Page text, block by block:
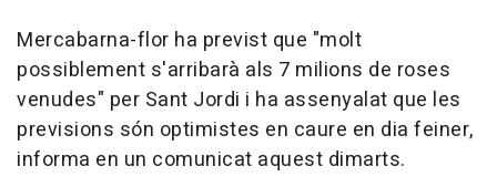
Mercabarna-flor ha previst que "molt
possiblement s'arribarà als 7 milions de roses
venudes" per Sant Jordi i ha assenyalat que les
previsions són optimistes en caure en dia feiner,
informa en un comunicat aquest dimarts.